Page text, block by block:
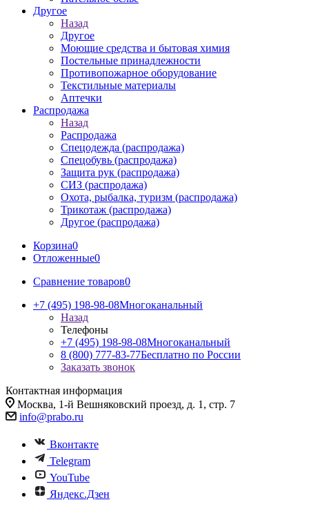
Другое
Назад
Другое
Моющие средства и бытовая химия
Постельные принадлежности
Противопожарное оборудование
Текстильные материалы
Аптечки
Распродажа
Назад
Распродажа
Спецодежда (распродажа)
Спецобувь (распродажа)
Защита рук (распродажа)
СИЗ (распродажа)
Охота, рыбалка, туризм (распродажа)
Трикотаж (распродажа)
Другое (распродажа)
Корзина0
Отложенные0
Сравнение товаров0
+7 (495) 198-98-08Многоканальный
Назад
Телефоны
+7 (495) 198-98-08Многоканальный
8 (800) 777-83-77Бесплатно по России
Заказать звонок
Контактная информация
Москва, 1-й Вешняковский проезд, д. 1, стр. 7
info@prabo.ru
Вконтакте
Telegram
YouTube
Яндекс.Дзен